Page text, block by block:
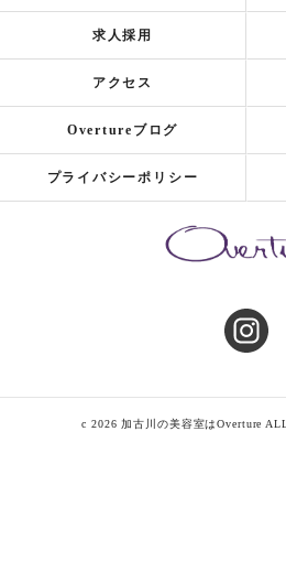
求人採用
アクセス
Overtureブログ
プライバシーポリシー
c 2026 加古川の美容室はOverture